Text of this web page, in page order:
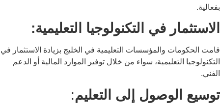
بفعالية.
الاستثمار في التكنولوجيا التعليمية:
قامت الحكومات والمؤسسات التعليمية في الخليج بزيادة الاستثمار في
التكنولوجيا التعليمية، سواء من خلال توفير الموارد المالية أو الدعم
الفني.
توسيع الوصول إلى التعليم: